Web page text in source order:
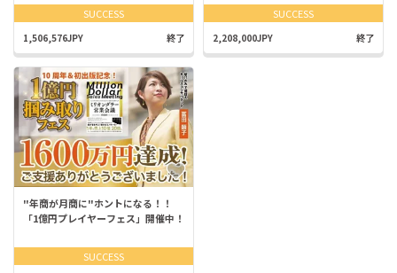
SUCCESS
1,506,576JPY 終了
SUCCESS
2,208,000JPY 終了
"年商が月商に"ホントになる！！
「1億円プレイヤーフェス」開催中！
SUCCESS